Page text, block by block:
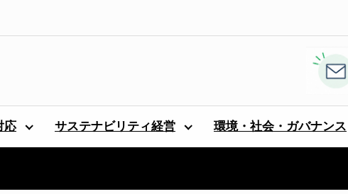
応 サステナビリティ経営 環境・社会・ガバナンス